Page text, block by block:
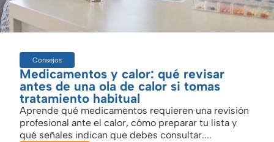
Consejos
Medicamentos y calor: qué revisar
antes de una ola de calor si tomas
tratamiento habitual
Aprende qué medicamentos requieren una revisión
profesional ante el calor, cómo preparar tu lista y
qué señales indican que debes consultar....